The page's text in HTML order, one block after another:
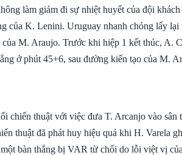
làm giảm đi sự nhiệt huyết của đội
của K. Lenini. Uruguay nhanh chóng lấy lại
M. Araujo. Trước khi hiệp 1 kết thúc, A.
ở phút 45+6, sau đường kiến tạo của M.
chiến thuật với việc đưa T. Arcanjo vào sân
thuật đã phát huy hiệu quả khi H. Varela
bàn thắng bị VAR từ chối do lỗi việt vị